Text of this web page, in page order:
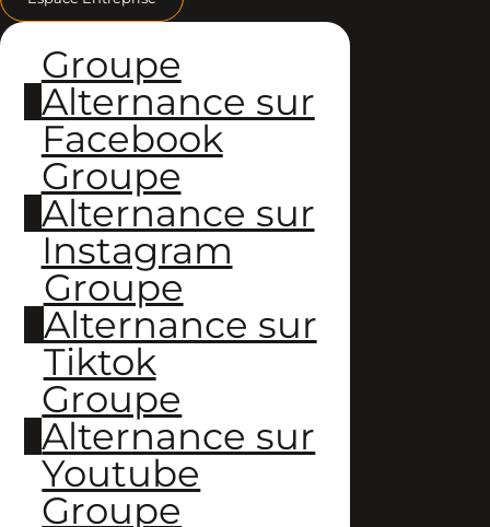
Groupe
Alternance sur
Facebook
Groupe
Alternance sur
Instagram
Groupe
Alternance sur
Tiktok
Groupe
Alternance sur
Youtube
Groupe